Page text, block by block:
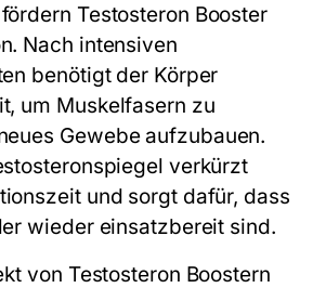
Testosteron Booster
Nach intensiven
benötigt der Körper
um Muskelfasern zu
Gewebe aufzubauen.
verkürzt
und sorgt dafür, dass
wieder einsatzbereit sind.
von Testosteron Boostern